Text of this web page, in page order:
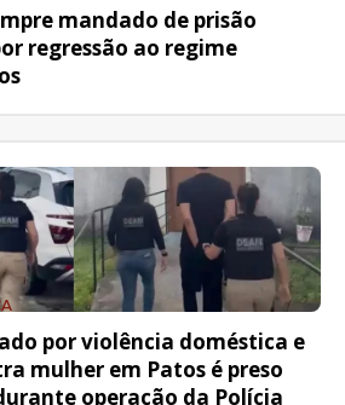
mandado de prisão
regressão ao regime
por violência doméstica e
mulher em Patos é preso
operação da Polícia